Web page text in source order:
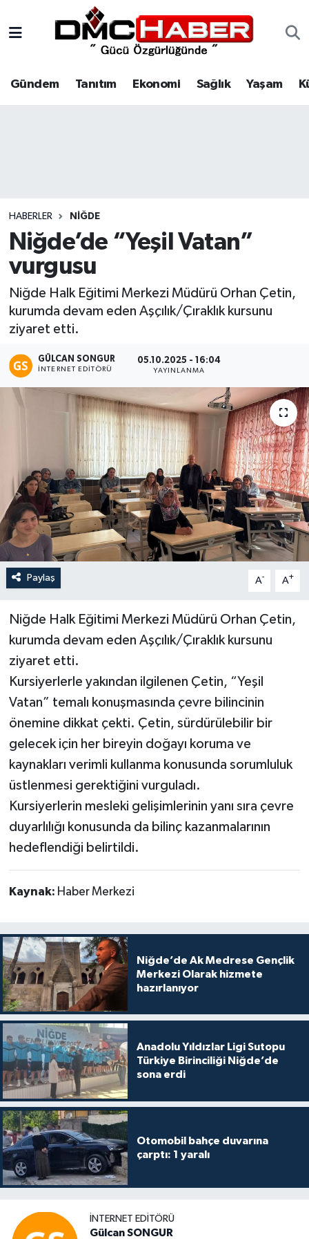
Gündem Tanıtım Ekonomi Sağlık Yaşam
HABERLER NIĞDE
Niğde’de “Yeşil Vatan”
vurgusu
Niğde Halk Eğitimi Merkezi Müdürü Orhan Çetin,
kurumda devam eden Aşçılık/Çıraklık kursunu
ziyaret etti.
GÜLCAN SONGUR
İNTERNET EDITÖRÜ
05.10.2025 - 16:04
YAYINLANMA
Paylaş A- A+
Niğde Halk Eğitimi Merkezi Müdürü Orhan Çetin,
kurumda devam eden Aşçılık/Çıraklık kursunu
ziyaret etti.
Kursiyerlerle yakından ilgilenen Çetin, “Yeşil
Vatan” temalı konuşmasında çevre bilincinin
önemine dikkat çekti. Çetin, sürdürülebilir bir
gelecek için her bireyin doğayı koruma ve
kaynakları verimli kullanma konusunda sorumluluk
üstlenmesi gerektiğini vurguladı.
Kursiyerlerin mesleki gelişimlerinin yanı sıra çevre
duyarlılığı konusunda da bilinç kazanmalarının
hedeflendiği belirtildi.
Kaynak: Haber Merkezi
Niğde’de Ak Medrese Gençlik
Merkezi Olarak hizmete
hazırlanıyor
Anadolu Yıldızlar Ligi Sutopu
Türkiye Birinciliği Niğde’de
sona erdi
Otomobil bahçe duvarına
çarptı: 1 yaralı
İNTERNET EDITÖRÜ
Gülcan SONGUR
Tanıtım
Spor
Siyaset
Eğitim
Teknoloji
Nöbetçi Eczaneler
Hava Durumu
Haber Arşivi